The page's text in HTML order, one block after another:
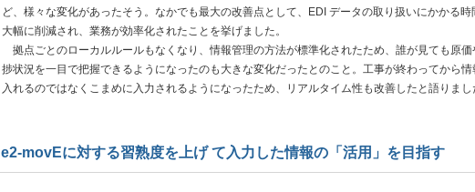
ど、様々な変化があったそう。なかでも最大の改善点として、EDI データの取り扱いにかかる時
大幅に削減され、業務が効率化されたことを挙げました。
拠点ごとのローカルルールもなくなり、情報管理の方法が標準化されたため、誰が見ても原価
捗状況を一目で把握できるようになったのも大きな変化だったとのこと。工事が終わってから情
入れるのではなくこまめに入力されるようになったため、リアルタイム性も改善したと語りまし
e2-movEに対する習熟度を上げ て入力した情報の「活用」を目指す